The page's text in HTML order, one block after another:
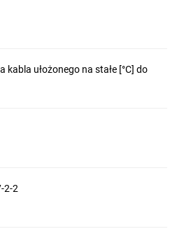
ułożonego na stałe [°C] do
2-2